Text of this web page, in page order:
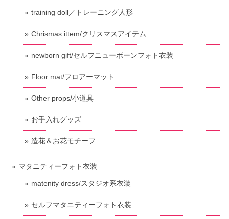
training doll／トレーニング人形
Chrismas ittem/クリスマスアイテム
newborn gift/セルフニューボーンフォト衣装
Floor mat/フロアーマット
Other props/小道具
お手入れグッズ
造花＆お花モチーフ
マタニティーフォト衣装
matenity dress/スタジオ系衣装
セルフマタニティーフォト衣装